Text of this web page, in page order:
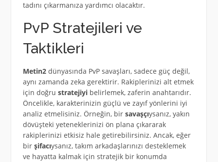
tadını çıkarmanıza yardımcı olacaktır.
PvP Stratejileri ve
Taktikleri
Metin2dünyasında PvP savaşları, sadece güç değil,
aynı zamanda zeka gerektirir. Rakiplerinizi alt etmek
için doğru stratejiyibelirlemek, zaferin anahtarıdır.
Öncelikle, karakterinizin güçlü ve zayıf yönlerini iyi
analiz etmelisiniz. Örneğin, bir savaşçıysanız, yakın
dövüşteki yeteneklerinizi ön plana çıkararak
rakiplerinizi etkisiz hale getirebilirsiniz. Ancak, eğer
bir şifacıysanız, takım arkadaşlarınızı desteklemek
ve hayatta kalmak için stratejik bir konumda